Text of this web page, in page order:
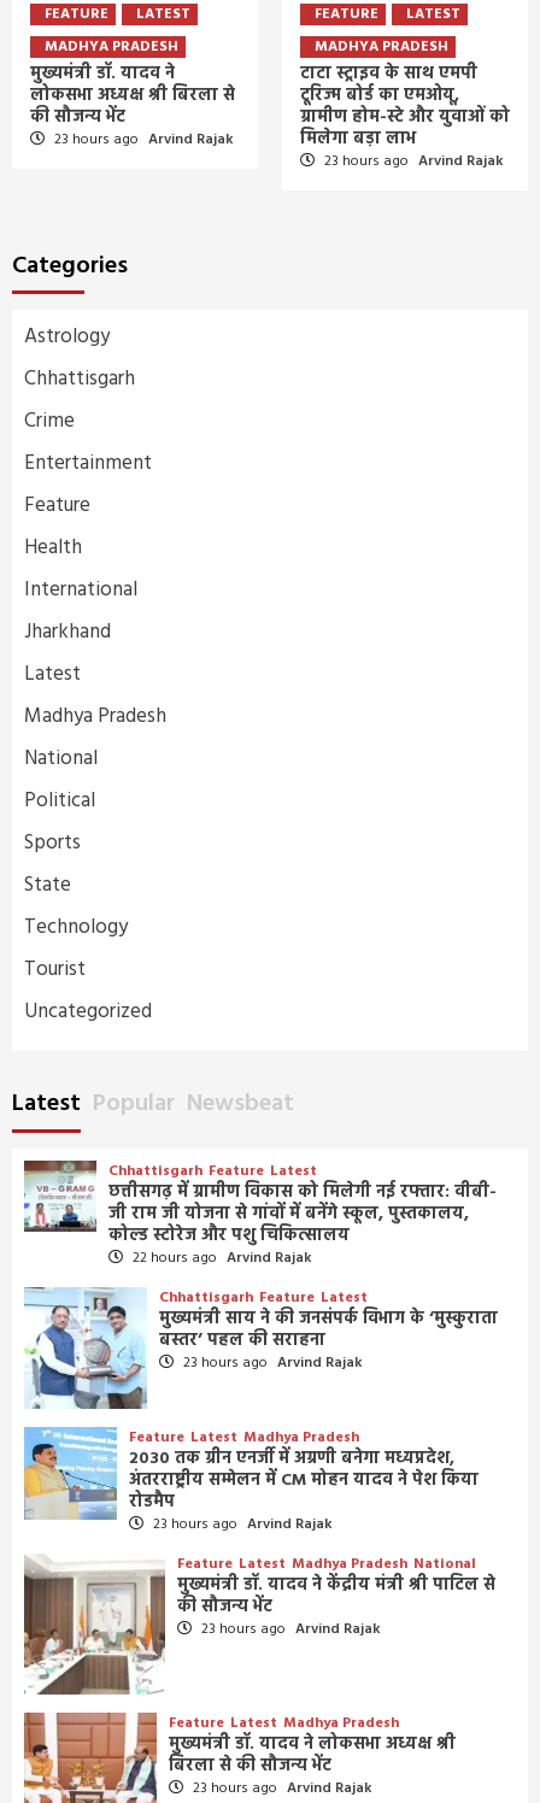
FEATURE
LATEST
MADHYA PRADESH
मुख्यमंत्री डॉ. यादव ने
लोकसभा अध्यक्ष श्री बिरला से
की सौजन्य भेंट
23 hours ago Arvind Rajak
FEATURE
LATEST
MADHYA PRADESH
टाटा स्ट्राइव के साथ एमपी
टूरिज्म बोर्ड का एमओयू,
ग्रामीण होम-स्टे और युवाओं को
मिलेगा बड़ा लाभ
23 hours ago Arvind Rajak
Categories
Astrology
Chhattisgarh
Crime
Entertainment
Feature
Health
International
Jharkhand
Latest
Madhya Pradesh
National
Political
Sports
State
Technology
Tourist
Uncategorized
Latest Popular Newsbeat
Chhattisgarh Feature Latest
छत्तीसगढ़ में ग्रामीण विकास को मिलेगी नई रफ्तार: वीबी-
जी राम जी योजना से गांवों में बनेंगे स्कूल, पुस्तकालय,
कोल्ड स्टोरेज और पशु चिकित्सालय
22 hours ago Arvind Rajak
Chhattisgarh Feature Latest
मुख्यमंत्री साय ने की जनसंपर्क विभाग के ‘मुस्कुराता
बस्तर’ पहल की सराहना
23 hours ago Arvind Rajak
Feature Latest Madhya Pradesh
2030 तक ग्रीन एनर्जी में अग्रणी बनेगा मध्यप्रदेश,
अंतरराष्ट्रीय सम्मेलन में CM मोहन यादव ने पेश किया
रोडमैप
23 hours ago Arvind Rajak
Feature Latest Madhya Pradesh National
मुख्यमंत्री डॉ. यादव ने केंद्रीय मंत्री श्री पाटिल से
की सौजन्य भेंट
23 hours ago Arvind Rajak
Feature Latest Madhya Pradesh
मुख्यमंत्री डॉ. यादव ने लोकसभा अध्यक्ष श्री
बिरला से की सौजन्य भेंट
23 hours ago Arvind Rajak